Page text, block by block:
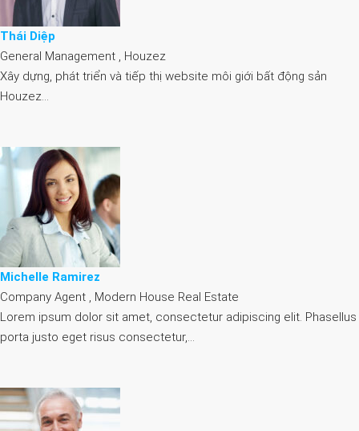
Thái Diệp
General Management , Houzez
Xây dựng, phát triển và tiếp thị website môi giới bất động sản
Houzez…
Michelle Ramirez
Company Agent , Modern House Real Estate
Lorem ipsum dolor sit amet, consectetur adipiscing elit. Phasellus
porta justo eget risus consectetur,…